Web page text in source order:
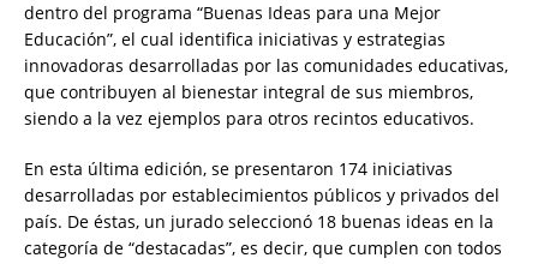
dentro del programa “Buenas Ideas para una Mejor
Educación”, el cual identifica iniciativas y estrategias
innovadoras desarrolladas por las comunidades educativas,
que contribuyen al bienestar integral de sus miembros,
siendo a la vez ejemplos para otros recintos educativos.
En esta última edición, se presentaron 174 iniciativas
desarrolladas por establecimientos públicos y privados del
país. De éstas, un jurado seleccionó 18 buenas ideas en la
categoría de “destacadas”, es decir, que cumplen con todos